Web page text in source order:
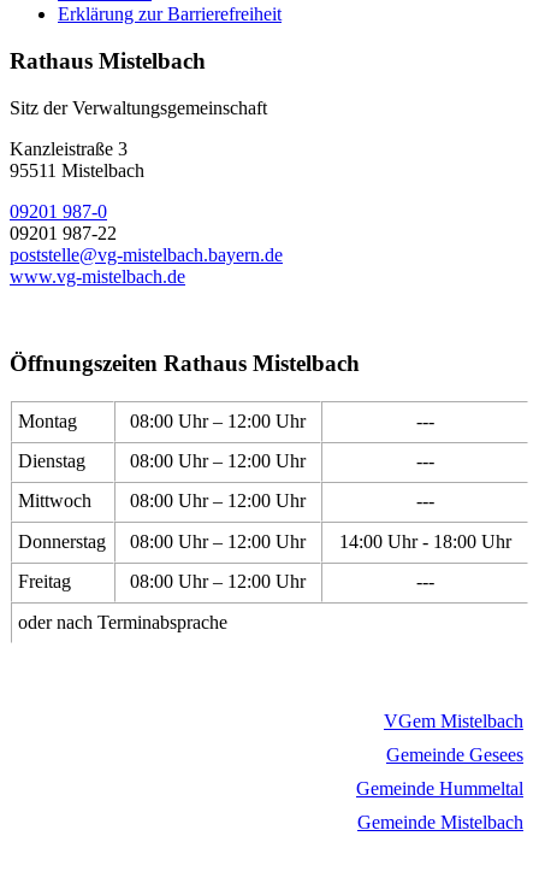
Erklärung zur Barrierefreiheit
Rathaus Mistelbach
Sitz der Verwaltungsgemeinschaft
Kanzleistraße 3
95511 Mistelbach
09201 987-0
09201 987-22
poststelle@vg-mistelbach.bayern.de
www.vg-mistelbach.de
Öffnungszeiten Rathaus Mistelbach
Montag 08:00 Uhr – 12:00 Uhr
---
Dienstag
08:00 Uhr – 12:00 Uhr
---
Mittwoch
08:00 Uhr – 12:00 Uhr
---
Donnerstag
08:00 Uhr – 12:00 Uhr
14:00 Uhr - 18:00 Uhr
Freitag
08:00 Uhr – 12:00 Uhr
---
oder nach Terminabsprache
VGem Mistelbach
Gemeinde Gesees
Gemeinde Hummeltal
Gemeinde Mistelbach